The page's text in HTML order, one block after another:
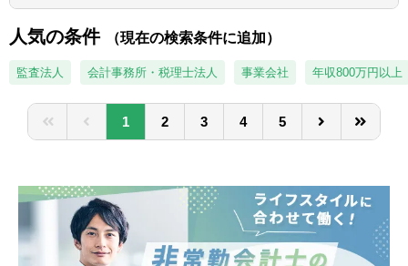
転などの案件もあり）
■M&Aにかかる会計/税務相談業務
■カーブアウト分析（カーブアウトPL/BS分
析、プロフォーマ分析）
どの支援業務
■PMI業務（経理/財務のほか、PMO/ガバナン
ス/経営管理等）
見直し、再生計画策定/事業売却検討、セラー
【キャリアパス】
人気の条件 （現在の検索条件に追加）
監査法人 会計事務所・税理士法人 事業会社 年収800万円以上
1 2 3 4 5